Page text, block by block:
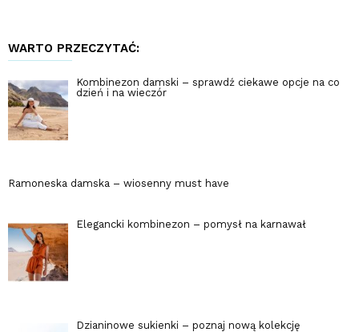
WARTO PRZECZYTAĆ:
Kombinezon damski – sprawdź ciekawe opcje na co
dzień i na wieczór
Ramoneska damska – wiosenny must have
Elegancki kombinezon – pomysł na karnawał
Dzianinowe sukienki – poznaj nową kolekcję